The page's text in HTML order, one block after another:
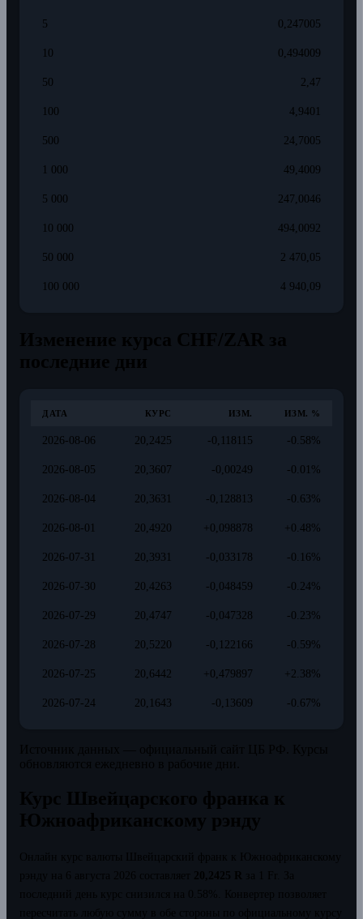
5 0,247005
10 0,494009
50 2,47
100 4,9401
500 24,7005
1 000 49,4009
5 000 247,0046
10 000 494,0092
50 000 2 470,05
100 000 4 940,09
ДАТА КУРС ИЗМ. ИЗМ. %
2026-08-06 20,2425 -0,118115 -0.58%
2026-08-05 20,3607 -0,00249 -0.01%
2026-08-04 20,3631 -0,128813 -0.63%
2026-08-01 20,4920 +0,098878 +0.48%
2026-07-31 20,3931 -0,033178 -0.16%
2026-07-30 20,4263 -0,048459 -0.24%
2026-07-29 20,4747 -0,047328 -0.23%
2026-07-28 20,5220 -0,122166 -0.59%
2026-07-25 20,6442 +0,479897 +2.38%
2026-07-24 20,1643 -0,13609 -0.67%